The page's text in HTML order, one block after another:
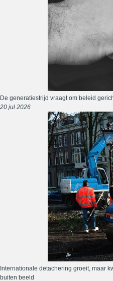
De generatiestrijd vraagt om beleid
20 jul 2026
Internationale detachering groeit, maar
buiten beeld